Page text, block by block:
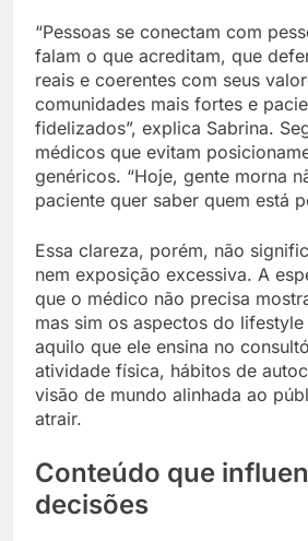
“Pessoas se conectam com
falam o que acreditam, que
reais e coerentes com seus
comunidades mais fortes e
fidelizados”, explica Sabrina.
médicos que evitam
genéricos. “Hoje, gente morna
paciente quer saber quem está
Essa clareza, porém, não
nem exposição excessiva. A
que o médico não precisa
mas sim os aspectos do
aquilo que ele ensina no
atividade física, hábitos de
visão de mundo alinhada ao
atrair.
Conteúdo que
decisões